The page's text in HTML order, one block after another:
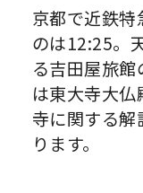
京都で近鉄
のは12:25。
る吉田屋旅
は東大寺大
寺に関する
ります。